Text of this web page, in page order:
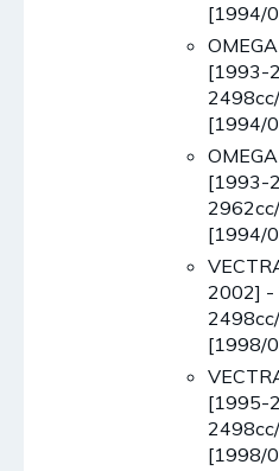
[1994/
OMEGA
[1993-
[1994/
OMEGA
[1993-
[1994/
2002] -
[1998/
[1995-
[1998/